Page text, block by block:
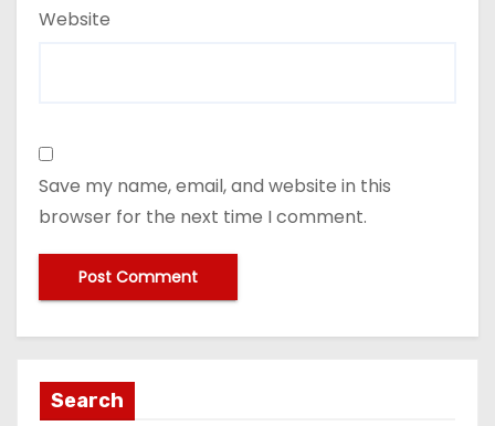
Website
Save my name, email, and website in this
browser for the next time I comment.
Search